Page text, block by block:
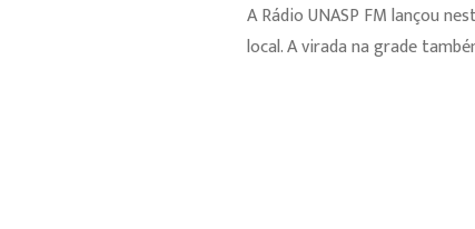
A Rádio UNASP FM lançou
local. A virada na grade